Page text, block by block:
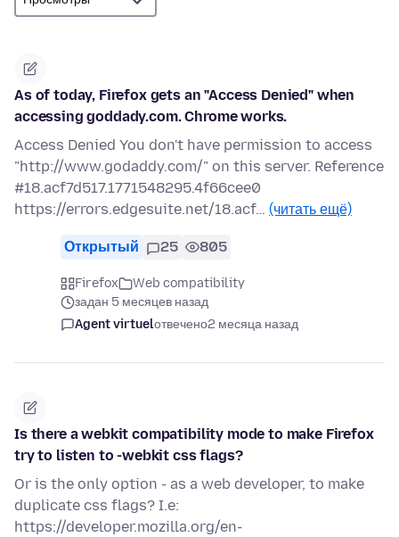
As of today, Firefox gets an "Access Denied" when
accessing goddady.com. Chrome works.
Access Denied You don't have permission to access
"http://www.godaddy.com/" on this server. Reference
#18.acf7d517.1771548295.4f66cee0
https://errors.edgesuite.net/18.acf… (читать ещё)
Открытый 25 805
Firefox
Web compatibility
задан 5 месяцев назад
Agent virtuelотвечено2 месяца назад
Is there a webkit compatibility mode to make Firefox
try to listen to -webkit css flags?
Or is the only option - as a web developer, to make
duplicate css flags? I.e:
https://developer.mozilla.org/en-